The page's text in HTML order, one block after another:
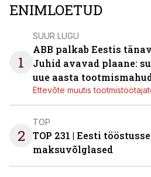
ENIMLOETUD
1
SUUR LUGU
ABB palkab Eestis
Juhid avavad plaane:
uue aasta
Ettevõte muutis
2
TOP
TOP 231 | Eesti
maksuvõlglased